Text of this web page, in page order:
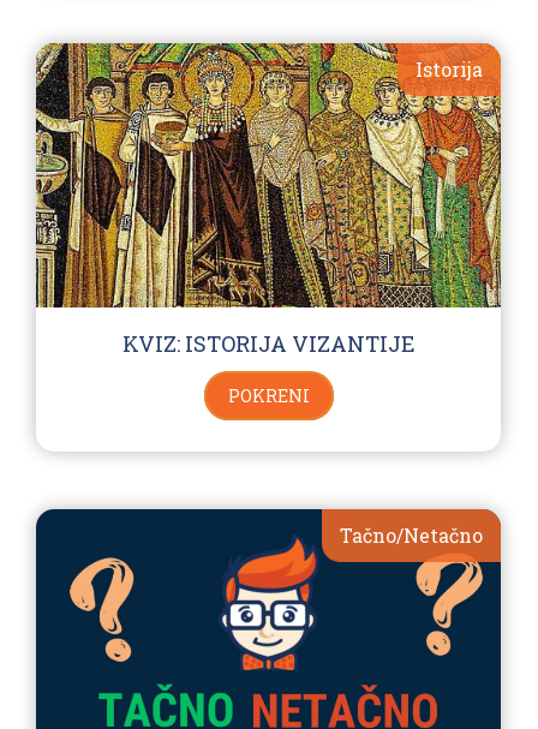
Istorija
KVIZ: ISTORIJA VIZANTIJE
POKRENI
Tačno/Netačno